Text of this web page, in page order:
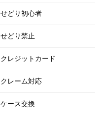
せどり初心者
せどり禁止
クレジットカード
クレーム対応
ケース交換